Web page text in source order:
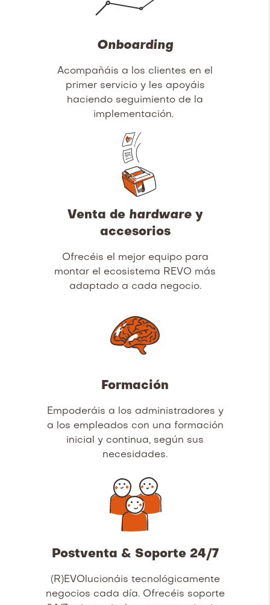
Onboarding
Acompañáis a los clientes en el
primer servicio y les apoyáis
haciendo seguimiento de la
implementación.
Venta de hardwarey
accesorios
Ofrecéis el mejor equipo para
montar el ecosistema REVO más
adaptado a cada negocio.
Formación
Empoderáis a los administradores y
a los empleados con una formación
inicial y continua, según sus
necesidades.
Postventa & Soporte 24/7
(R)EVOlucionáis tecnológicamente
negocios cada día. Ofrecéis soporte